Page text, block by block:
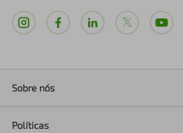
Sobre nós
Políticas